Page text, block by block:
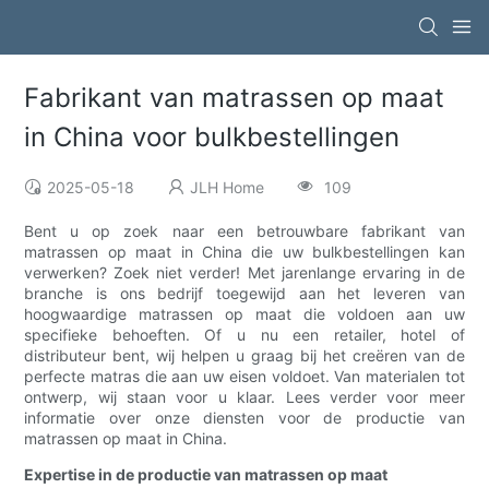
Fabrikant van matrassen op maat
in China voor bulkbestellingen
2025-05-18 JLH Home 109
Bent u op zoek naar een betrouwbare fabrikant van
matrassen op maat in China die uw bulkbestellingen kan
verwerken? Zoek niet verder! Met jarenlange ervaring in de
branche is ons bedrijf toegewijd aan het leveren van
hoogwaardige matrassen op maat die voldoen aan uw
specifieke behoeften. Of u nu een retailer, hotel of
distributeur bent, wij helpen u graag bij het creëren van de
perfecte matras die aan uw eisen voldoet. Van materialen tot
ontwerp, wij staan ​​voor u klaar. Lees verder voor meer
informatie over onze diensten voor de productie van
matrassen op maat in China.
Expertise in de productie van matrassen op maat